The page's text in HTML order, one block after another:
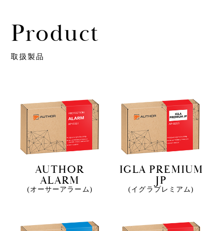
Product
取扱製品
AUTHOR
ALARM
(オーサーアラーム)
IGLA PREMIUM
JP
(イグラプレミアム)